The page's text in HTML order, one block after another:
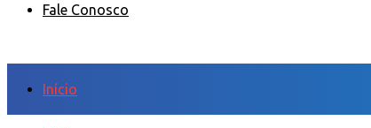
Fale Conosco
Início